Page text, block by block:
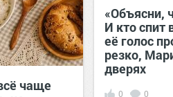
«Объясни,
И кто спит
её голос
резко,
дверях
0 0
чаще